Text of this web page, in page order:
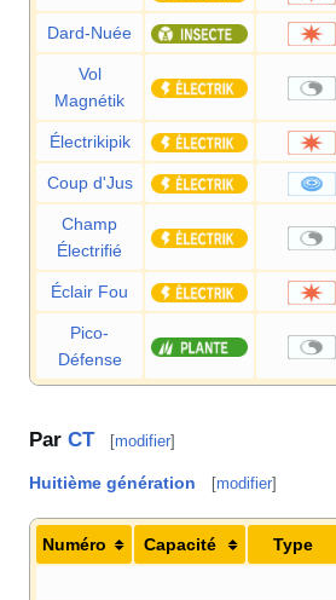
Dard-Nuée
Vol
Magnétik
Électrikipik
Coup d'Jus
Champ
Électrifié
Éclair Fou
Pico-
Défense
Par CT [modifier]
Huitième génération [modifier]
Numéro Capacité Type